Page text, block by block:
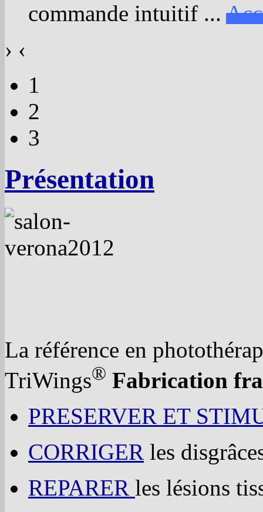
commande intuitif ...
› ‹
1
2
3
Présentation
La référence en
TriWings® Fabrication
PRESERVER ET
CORRIGER les
REPARER les lésions